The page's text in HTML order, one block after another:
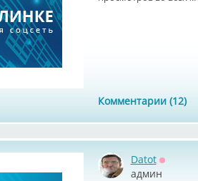
Комментарии (12)
Datot
админ